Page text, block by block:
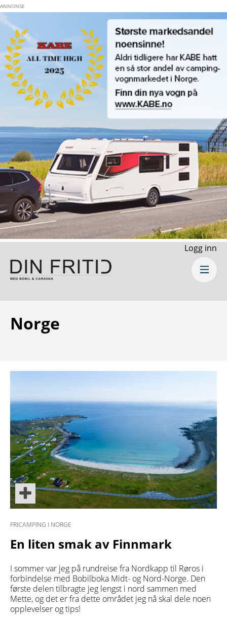
Logg inn
Norge
FRICAMPING I NORGE
En liten smak av Finnmark
I sommer var jeg på rundreise fra Nordkapp til Røros i
forbindelse med Bobilboka Midt- og Nord-Norge. Den
første delen tilbragte jeg lengst i nord sammen med
Mette, og det er fra dette området jeg nå skal dele noen
opplevelser og tips!